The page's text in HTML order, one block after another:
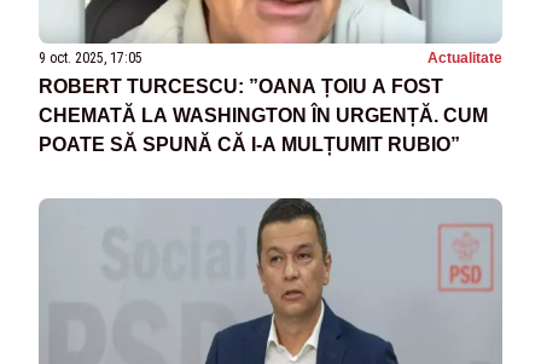
9 oct. 2025, 17:05 Actualitate
ROBERT TURCESCU: ”OANA ȚOIU A FOST
CHEMATĂ LA WASHINGTON ÎN URGENȚĂ. CUM
POATE SĂ SPUNĂ CĂ I-A MULȚUMIT RUBIO”